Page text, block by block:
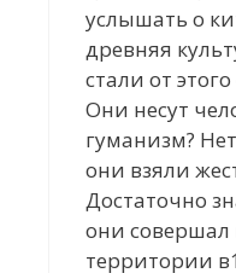
услышать о
древняя
стали от
Они несут
гуманизм?
они взяли
Достаточно
они
территории